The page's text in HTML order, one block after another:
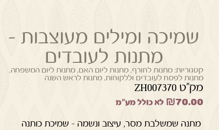
שמיכה ומילים מעוצבות –
מתנות לעובדים
קטגוריות: מתנות לחורף,מתנות ליום האם,מתנות ליום המשפחה,
מתנות לפסח לעובדים וללקוחות,מתנות לראש השנה
מק"ט ZH007370
₪70.00 לא כולל מע"מ
מתנה שמשלבת מסר, עיצוב ונשמה – שמיכת כותנה